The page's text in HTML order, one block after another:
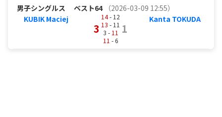
男子シングルス ベスト64
（2026-03-09 12:55）
KUBIK Maciej
3
14- 12
13 - 11
3 - 11
11 - 6
1
Kanta TOKUDA